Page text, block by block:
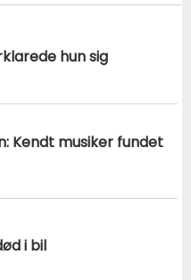
hun sig
Kendt musiker fundet
i bil